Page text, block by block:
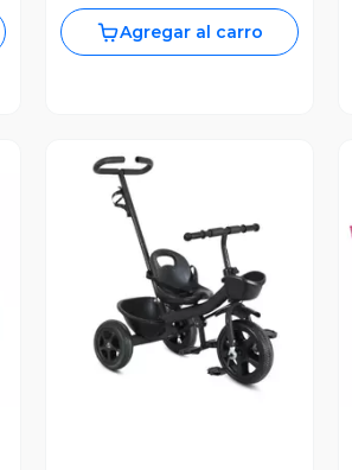
Agregar al carro
Vista Previa